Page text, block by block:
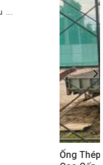
cho Công Trình